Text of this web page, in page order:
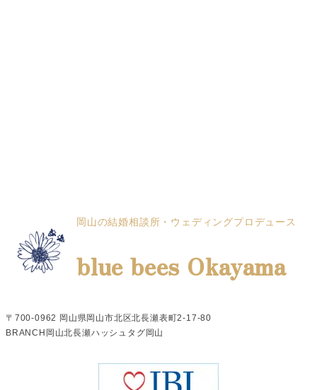
岡山の結婚相談所・ウェディングプロデュース
blue bees Okayama
〒700-0962 岡山県岡山市北区北長瀬表町2-17-80
BRANCH岡山北長瀬ハッシュタグ岡山